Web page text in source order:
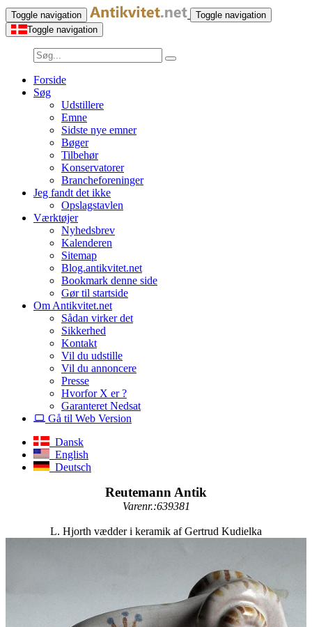
Toggle navigation
Toggle navigation
Toggle navigation
Forside
Søg
Udstillere
Emne
Sidste nye emner
Bøger
Tilbehør
Konservatorer
Brancheforeninger
Jeg fandt det ikke
Opslagstavlen
Værktøjer
Nyhedsbrev
Kalenderen
Sitemap
Blog.antikvitet.net
Bookmark denne side
Gør til startside
Om Antikvitet.net
Sådan virker det
Sikkerhed
Kontakt
Vil du udstille
Vil du annoncere
Presse
Hvorfor X er ?
Garanteret Nedsat
Gå til Web Version
Dansk
English
Deutsch
Reutemann Antik
Varenr.:639381
L. Hjorth vædder i keramik af Gertrud Kudielka